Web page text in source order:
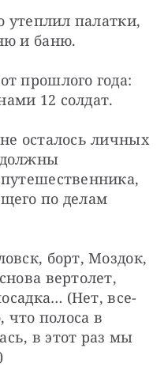
утеплил палатки,
и баню.
прошлого года:
12 солдат.
осталось личных
по делам
борт, Моздок,
вертолет,
(Нет, все-
что полоса в
в этот раз мы